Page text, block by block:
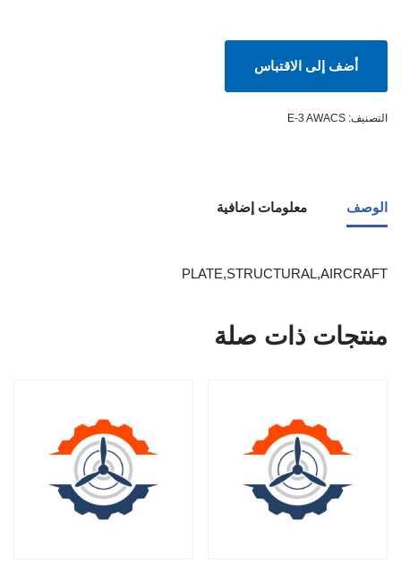
أضف إلى الاقتباس
التصنيف: E-3 AWACS
الوصف معلومات إضافية
PLATE,STRUCTURAL,AIRCRAFT
منتجات ذات صلة